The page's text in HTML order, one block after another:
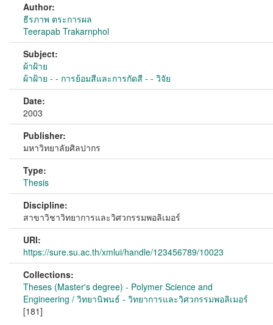
Author:
ธีรภาพ ตระการผล
Teerapab Trakarnphol
Subject:
ผ้าฝ้าย
ผ้าฝ้าย - - การย้อมสีและการกัดสี - - วิจัย
Date:
2003
Publisher:
มหาวิทยาลัยศิลปากร
Type:
Thesis
Discipline:
สาขาวิชาวิทยาการและวิศวกรรมพอลิเมอร์
URI:
https://sure.su.ac.th/xmlui/handle/123456789/10023
Collections:
Theses (Master's degree) - Polymer Science and
Engineering / วิทยานิพนธ์ - วิทยาการและวิศวกรรมพอลิเมอร์
[181]